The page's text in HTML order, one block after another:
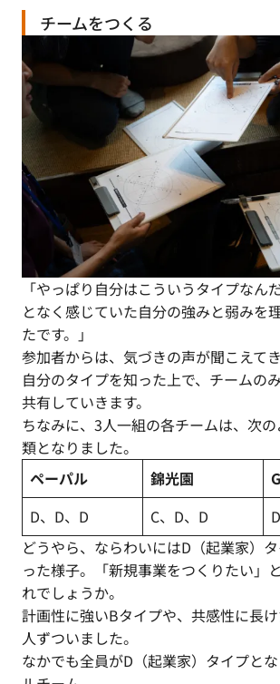
チームをつくる
「やっぱり自分はこういうタイプなん
となく感じていた自分の強みと弱みを
たです。」
参加者からは、気づきの声が聞こえてき
自分のタイプを知った上で、チームの
共有していきます。
ちなみに、3人一組の各チームは、次
類となりました。
ペーパル
錦光園
D、D、D
C、D、D
どうやら、ならわいにはD（起業家）
った様子。「新規事業をつくりたい」
れでしょうか。
計画性に強いBタイプや、共感性に長
人ずついました。
なかでも全員がD（起業家）タイプと